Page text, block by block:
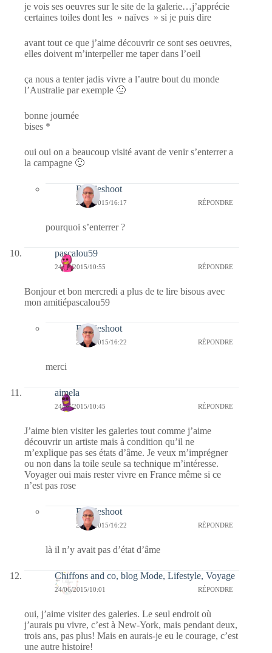
je vois ses oeuvres sur le site de la galerie…j’apprécie
certaines toiles dont les » naïves » si je puis dire
avant tout ce que j’aime découvrir ce sont ses oeuvres,
elles doivent m’interpeller me taper dans l’oeil
ça nous a tenter jadis vivre a l’autre bout du monde
l’Australie par exemple 🙂
bonne journée
bises *
oui oui on a beaucoup visité avant de venir s’enterrer a
la campagne 🙂
Bernieshoot
24/06/2015/16:17 RÉPONDRE
pourquoi s’enterrer ?
pascalou59
24/06/2015/10:55 RÉPONDRE
Bonjour et bon mercredi a plus de te lire bisous avec
mon amitiépascalou59
Bernieshoot
24/06/2015/16:22 RÉPONDRE
merci
aimela
24/06/2015/10:45 RÉPONDRE
J’aime bien visiter les galeries tout comme j’aime
découvrir un artiste mais à condition qu’il ne
m’explique pas ses états d’âme. Je veux m’imprégner
ou non dans la toile seule sa technique m’intéresse.
Voyager oui mais rester vivre en France même si ce
n’est pas rose
Bernieshoot
24/06/2015/16:22 RÉPONDRE
là il n’y avait pas d’état d’âme
Chiffons and co, blog Mode, Lifestyle, Voyage
24/06/2015/10:01 RÉPONDRE
oui, j’aime visiter des galeries. Le seul endroit où
j’aurais pu vivre, c’est à New-York, mais pendant deux,
trois ans, pas plus! Mais en aurais-je eu le courage, c’est
une autre histoire!